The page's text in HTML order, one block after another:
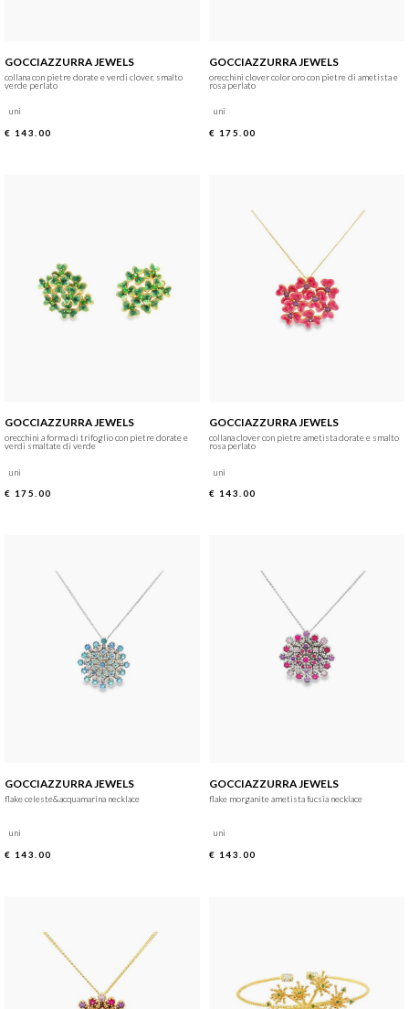
GOCCIAZZURRA JEWELS
collana con pietre dorate e verdi clover, smalto
verde perlato
uni
€ 143.00
GOCCIAZZURRA JEWELS
orecchini clover color oro con pietre di ametista e
rosa perlato
uni
€ 175.00
GOCCIAZZURRA JEWELS
orecchini a forma di trifoglio con pietre dorate e
verdi smaltate di verde
uni
€ 175.00
GOCCIAZZURRA JEWELS
collana clover con pietre ametista dorate e smalto
rosa perlato
uni
€ 143.00
GOCCIAZZURRA JEWELS
flake celeste&acquamarina necklace
uni
€ 143.00
GOCCIAZZURRA JEWELS
flake morganite ametista fucsia necklace
uni
€ 143.00